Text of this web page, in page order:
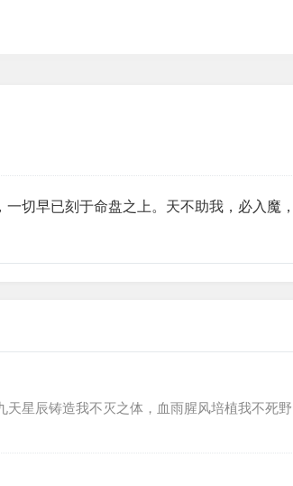
切早已刻于命盘之上。天不助我，必入魔，
星辰铸造我不灭之体，血雨腥风培植我不死野